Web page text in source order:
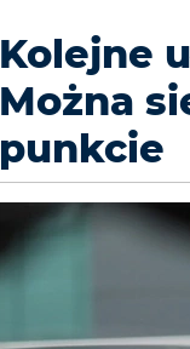
Kolejne
Można
punkcie